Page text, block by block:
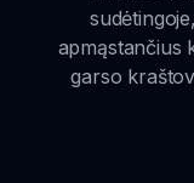
apmąstančius
garso